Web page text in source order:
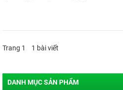
Trang 1 1 bài viết
DANH MỤC SẢN PHẨM